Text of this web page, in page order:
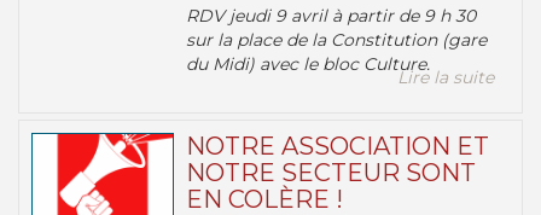
RDV jeudi 9 avril à partir de 9 h 30
sur la place de la Constitution (gare
du Midi) avec le bloc Culture.
Lire la suite
NOTRE ASSOCIATION ET
NOTRE SECTEUR SONT
EN COLÈRE !